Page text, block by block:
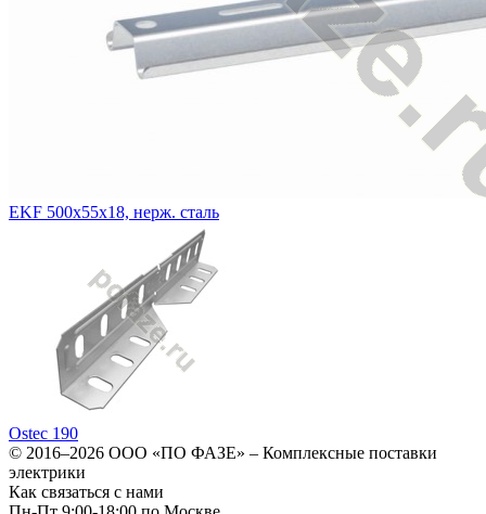
EKF 500х55х18, нерж. сталь
Ostec 190
© 2016–2026 ООО «ПО ФАЗЕ» – Комплексные поставки
электрики
Как связаться с нами